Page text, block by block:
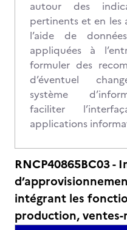
autour des
pertinents et en les
l’aide de
appliquées à
formuler des
d’éventuel
système
faciliter
applications
RNCP40865BC03 -
intégrant les
production,